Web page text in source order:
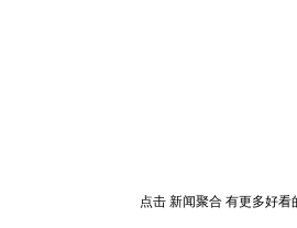
点击 新闻聚合有更多好看